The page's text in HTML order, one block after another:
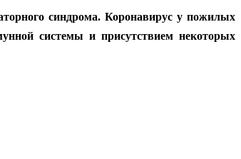
синдрома. Коронавирус у пожилых
системы и присутствием некоторых